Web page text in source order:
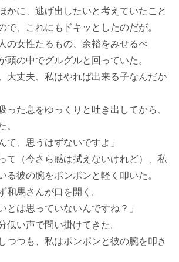
かに、逃げ出したいと考えていたこと
で、これにもドキッとしたのだが。
の女性たるもの、余裕をみせるべ
頭の中でグルグルと回っていた。
丈夫、私はやれば出来る子なんだか
た息をゆっくりと吐き出してから、
。
て、思うはずないですよ」
て（今さら感は拭えないけれど）、私
る彼の腕をポンポンと軽く叩いた。
馬さんが口を開く。
とは思っていないんですね？」
い声で問い掛けてきた。
つつも、私はポンポンと彼の腕を叩き